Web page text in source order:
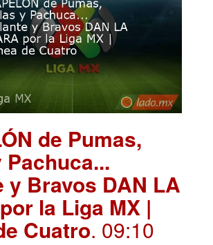
de Pumas,
y Bravos DAN LA
la Liga MX |
Cuatro. 09:10